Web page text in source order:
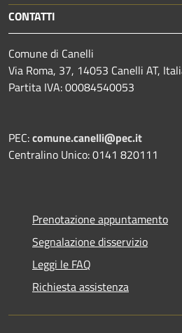
CONTATTI
Comune di Canelli
Via Roma, 37, 14053 Canelli AT,
Partita IVA: 00084540053
PEC:comune.canelli@pec.it
Centralino Unico: 0141 820111
Prenotazione appuntamento
Segnalazione disservizio
Leggi le FAQ
Richiesta assistenza